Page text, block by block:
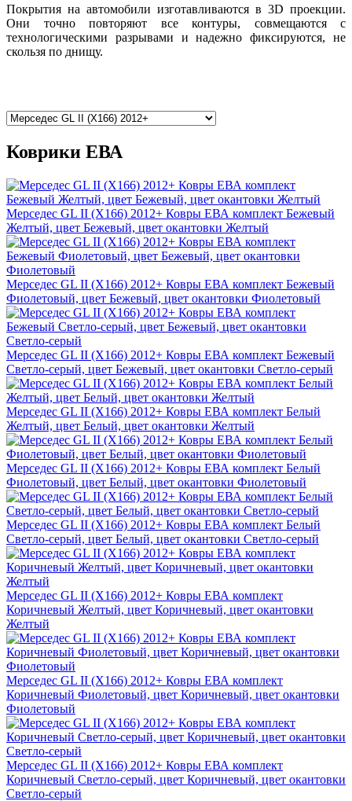
Покрытия на автомобили изготавливаются в 3D проекции.
Они точно повторяют все контуры, совмещаются с
технологическими разрывами и надежно фиксируются, не
скользя по днищу.
Коврики ЕВА
Мерседес GL II (X166) 2012+ Ковры ЕВА комплект Бежевый
Желтый, цвет Бежевый, цвет окантовки Желтый
Мерседес GL II (X166) 2012+ Ковры ЕВА комплект Бежевый
Фиолетовый, цвет Бежевый, цвет окантовки Фиолетовый
Мерседес GL II (X166) 2012+ Ковры ЕВА комплект Бежевый
Светло-серый, цвет Бежевый, цвет окантовки Светло-серый
Мерседес GL II (X166) 2012+ Ковры ЕВА комплект Белый
Желтый, цвет Белый, цвет окантовки Желтый
Мерседес GL II (X166) 2012+ Ковры ЕВА комплект Белый
Фиолетовый, цвет Белый, цвет окантовки Фиолетовый
Мерседес GL II (X166) 2012+ Ковры ЕВА комплект Белый
Светло-серый, цвет Белый, цвет окантовки Светло-серый
Мерседес GL II (X166) 2012+ Ковры ЕВА комплект
Коричневый Желтый, цвет Коричневый, цвет окантовки
Желтый
Мерседес GL II (X166) 2012+ Ковры ЕВА комплект
Коричневый Фиолетовый, цвет Коричневый, цвет окантовки
Фиолетовый
Мерседес GL II (X166) 2012+ Ковры ЕВА комплект
Коричневый Светло-серый, цвет Коричневый, цвет окантовки
Светло-серый